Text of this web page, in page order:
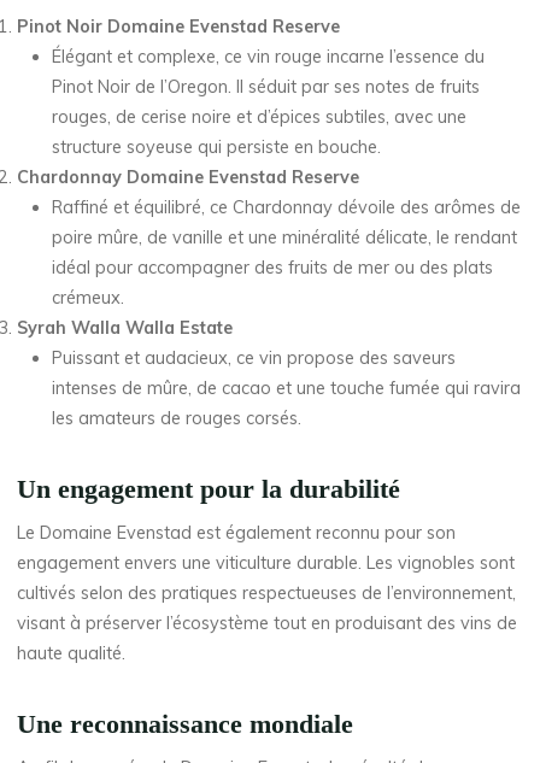
Pinot Noir Domaine Evenstad Reserve
Élégant et complexe, ce vin rouge incarne l’essence du
Pinot Noir de l’Oregon. Il séduit par ses notes de fruits
rouges, de cerise noire et d’épices subtiles, avec une
structure soyeuse qui persiste en bouche.
Chardonnay Domaine Evenstad Reserve
Raffiné et équilibré, ce Chardonnay dévoile des arômes de
poire mûre, de vanille et une minéralité délicate, le rendant
idéal pour accompagner des fruits de mer ou des plats
crémeux.
Syrah Walla Walla Estate
Puissant et audacieux, ce vin propose des saveurs
intenses de mûre, de cacao et une touche fumée qui ravira
les amateurs de rouges corsés.
Un engagement pour la durabilité
Le Domaine Evenstad est également reconnu pour son
engagement envers une viticulture durable. Les vignobles sont
cultivés selon des pratiques respectueuses de l’environnement,
visant à préserver l’écosystème tout en produisant des vins de
haute qualité.
Une reconnaissance mondiale